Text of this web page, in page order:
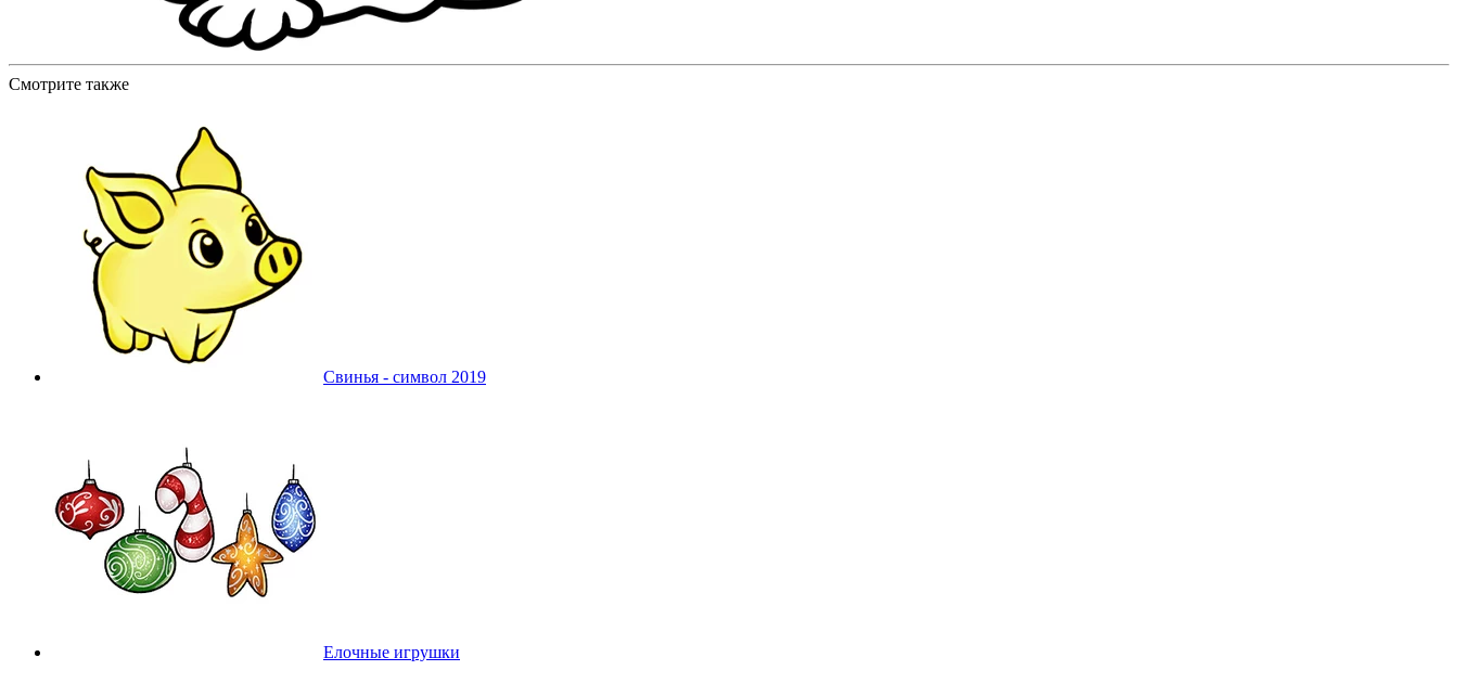
Смотрите также
Свинья - символ 2019
Елочные игрушки